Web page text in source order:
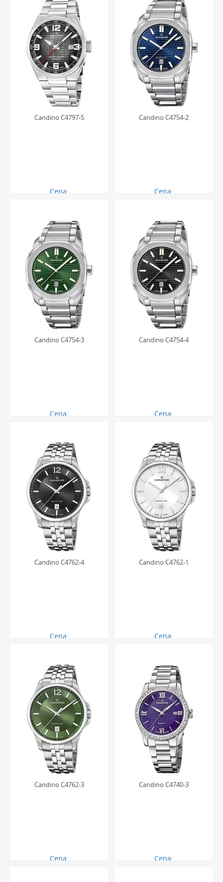
Większość męskich zegarków Candino na bransolecie
posiada klasę wodoszczelności na poziomie 5 ATM (50
metrów) lub 10 ATM (100 metrów). Wodoszczelność 5 ATM
pozwala na zachlapania i mycie rąk. Modele z oznaczeniem
10 ATM umożliwiają dodatkowo pływanie powierzchniowe
oraz kąpiel. Zawsze należy upewnić się, że koronka zegarka
jest wciśnięta przed kontaktem z wodą.
Candino C4797-5
Cena:
Candino C4754-2
Cena:
Candino C4754-3
Cena:
Candino C4754-4
Cena:
Candino C4762-4
Cena:
Candino C4762-1
Cena:
Candino C4762-3
Cena:
Candino C4740-3
Cena: